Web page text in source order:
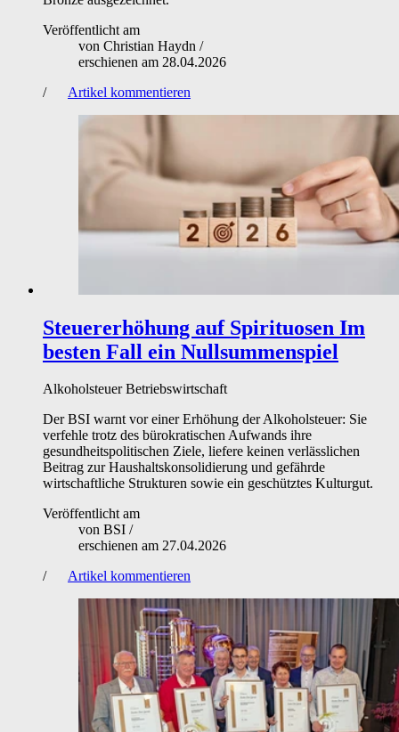
Veröffentlicht am
von Christian Haydn /
erschienen am 28.04.2026
/
Artikel kommentieren
Steuererhöhung auf Spirituosen Im
besten Fall ein Nullsummenspiel
Alkoholsteuer Betriebswirtschaft
Der BSI warnt vor einer Erhöhung der Alkoholsteuer: Sie
verfehle trotz des bürokratischen Aufwands ihre
gesundheitspolitischen Ziele, liefere keinen verlässlichen
Beitrag zur Haushaltskonsolidierung und gefährde
wirtschaftliche Strukturen sowie ein geschütztes Kulturgut.
Veröffentlicht am
von BSI /
erschienen am 27.04.2026
/
Artikel kommentieren